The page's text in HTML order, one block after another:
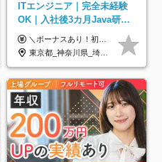
ITエンジニア｜完全未経験
OK｜入社後3カ月Java研修
｜リモート率8割以上｜充実
のキャリア支援｜残業月10h
＼ボーナスあり！初年度から年収300万円以上／ ■月給25万円～35万円＋残業代全額支給＋各種手当＋賞与年1回 ◎経験・年齢・スキルなどを考慮し、できるだけ優遇します ◎試用期間中(3カ月)は契約社員で、月給21万円＋諸手当になります。 (試用期間中は残業が発生しません。その他の待遇に変更はありません) ----------------- ＼3つの評価軸！実力次第で早期収入アップ！／ 【1】スキル(IT理解、実装力、設計) 【2】実務力(現場評価、コミュ力、品質) 【3】姿勢(自走力、意欲、責任感) この3つの評価軸で、3カ月ごとに評価。社内グレードにより、給与が決まる明確な仕組みです。何ができれば給与が上がるのか分かりやすく、実力や努力次第で早期に収入を増やせます！ 【固定残業代について】 なし（残業代は、実際の労働時間に応じて別途全額支給）
東京都_神奈川県_埼玉県_千葉県_大阪府_愛知県_北海道_青森県_岩手県_宮城県_秋田県_山形県_福島県_茨城県_栃木県_群馬県_新潟県_山梨県_長野県_富山県_石川県_福井県_静岡県_岐阜県_三重県_兵庫県_京都府_滋賀県_奈良県_和歌山県_広島県_岡山県_鳥取県_島根県_山口県_徳島県_香川県_愛媛県_高知県_福岡県_熊本県_佐賀県_長崎県_大分県_宮崎県_鹿児島県_沖縄県